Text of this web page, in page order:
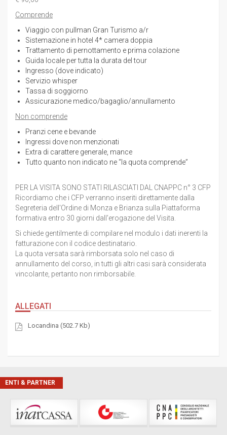
Comprende
Viaggio con pullman Gran Turismo a/r
Sistemazione in hotel 4* camera doppia
Trattamento di pernottamento e prima colazione
Guida locale per tutta la durata del tour
Ingresso (dove indicato)
Servizio whisper
Tassa di soggiorno
Assicurazione medico/bagaglio/annullamento
Non comprende
Pranzi cene e bevande
Ingressi dove non menzionati
Extra di carattere generale, mance
Tutto quanto non indicato ne “la quota comprende”
PER LA VISITA SONO STATI RILASCIATI DAL CNAPPC n° 3 CFP
Ricordiamo che i CFP verranno inseriti direttamente dalla
Segreteria dell'Ordine di Monza e Brianza sulla Piattaforma
formativa entro 30 giorni dall'erogazione del Visita.
Si chiede gentilmente di compilare nel modulo i dati inerenti la
fatturazione con il codice destinatario.
La quota versata sarà rimborsata solo nel caso di
annullamento del corso, in tutti gli altri casi sarà considerata
vincolante, pertanto non rimborsabile.
ALLEGATI
Locandina (502.7 Kb)
ENTI & PARTNER